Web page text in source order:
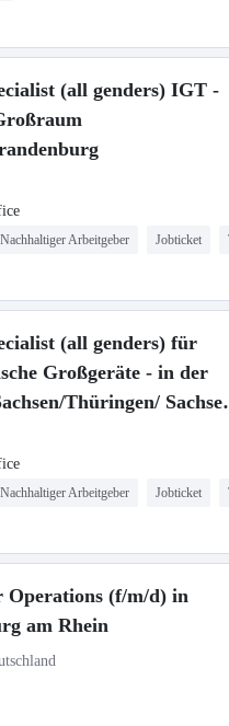
(all genders) IGT -
Nachhaltiger Arbeitgeber Jobticket
(all genders) für
Großgeräte - in der
Thüringen/
Nachhaltiger Arbeitgeber Jobticket
Operations (f/m/d) in
am Rhein